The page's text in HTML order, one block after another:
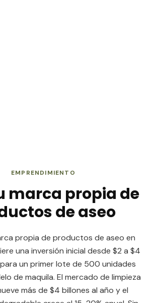
EMPRENDIMIENTO
marca propia de
de aseo
propia de productos de aseo en
una inversión inicial desde $2 a $4
para un primer lote de 500 unidades
de maquila. El mercado de limpieza
más de $4 billones al año y el